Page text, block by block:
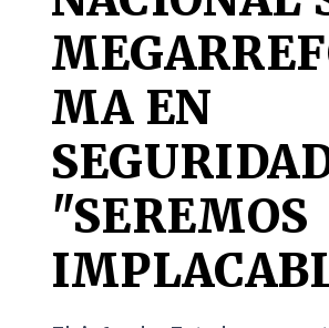
MA EN
"SEREMOS